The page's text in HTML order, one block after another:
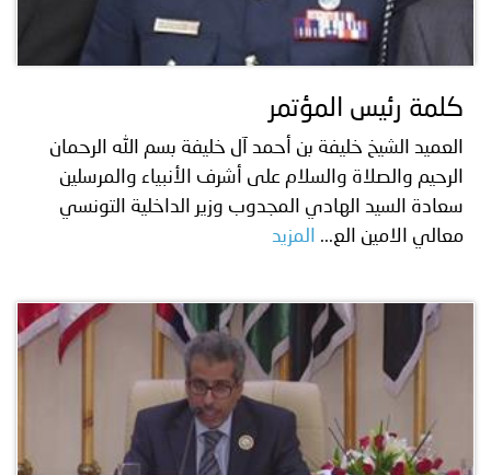
كلمة رئيس المؤتمر
العميد الشيخ خليفة بن أحمد آل خليفة بسم الله الرحمان
الرحيم والصلاة والسلام على أشرف الأنبياء والمرسلين
سعادة السيد الهادي المجدوب وزير الداخلية التونسي
معالي الامين الع...
المزيد